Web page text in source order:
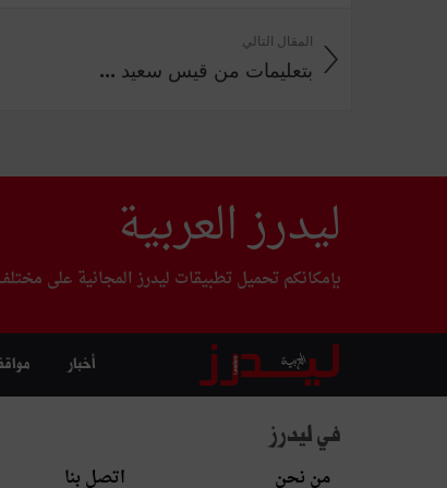
المقال التالي
بتعليمات من قيس سعيد ...
ليدرز العربية
بإمكانكم تحميل تطبيقات ليدرز المجانية على
أخبار
في ليدرز
من نحن اتصل بنا